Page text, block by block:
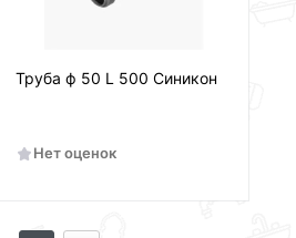
Труба ф 50 L 500 Синикон
Нет оценок